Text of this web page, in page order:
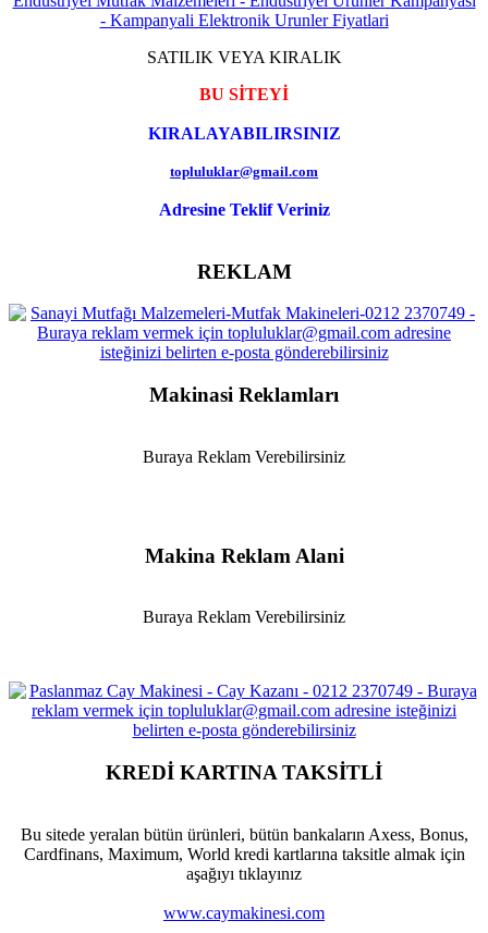
SATILIK VEYA KIRALIK
BU SİTEYİ
KIRALAYABILIRSINIZ
topluluklar@gmail.com
Adresine Teklif Veriniz
REKLAM
Makinasi Reklamları
Buraya Reklam Verebilirsiniz
Makina Reklam Alani
Buraya Reklam Verebilirsiniz
KREDİ KARTINA TAKSİTLİ
Bu sitede yeralan bütün ürünleri, bütün bankaların Axess, Bonus,
Cardfinans, Maximum, World kredi kartlarına taksitle almak için
aşağıyı tıklayınız
www.caymakinesi.com